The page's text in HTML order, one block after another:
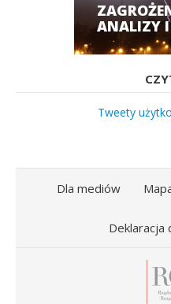
ANALIZY I
Tweety
Dla mediów
Deklaracja